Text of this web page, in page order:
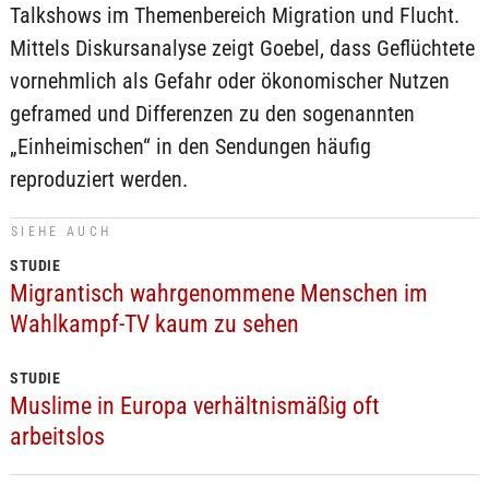
Talkshows im Themenbereich Migration und Flucht.
Mittels Diskursanalyse zeigt Goebel, dass Geflüchtete
vornehmlich als Gefahr oder ökonomischer Nutzen
geframed und Differenzen zu den sogenannten
„Einheimischen“ in den Sendungen häufig
reproduziert werden.
SIEHE AUCH
STUDIE
Migrantisch wahrgenommene Menschen im
Wahlkampf-TV kaum zu sehen
STUDIE
Muslime in Europa verhältnismäßig oft
arbeitslos